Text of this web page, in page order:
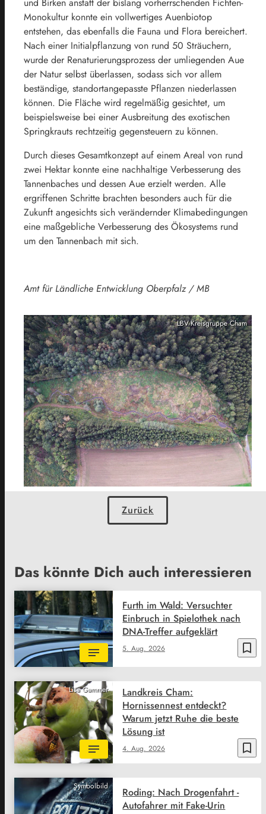
Monokultur konnte ein vollwertiges Auenbiotop
entstehen, das ebenfalls die Fauna und Flora bereichert.
Nach einer Initialpflanzung von rund 50 Sträuchern,
wurde der Renaturierungsprozess der umliegenden Aue
der Natur selbst überlassen, sodass sich vor allem
beständige, standortangepasste Pflanzen niederlassen
können. Die Fläche wird regelmäßig gesichtet, um
beispielsweise bei einer Ausbreitung des exotischen
Springkrauts rechtzeitig gegensteuern zu können.
Durch dieses Gesamtkonzept auf einem Areal von rund
zwei Hektar konnte eine nachhaltige Verbesserung des
Tannenbaches und dessen Aue erzielt werden. Alle
ergriffenen Schritte brachten besonders auch für die
Zukunft angesichts sich verändernder Klimabedingungen
eine maßgebliche Verbesserung des Ökosystems rund
um den Tannenbach mit sich.
Amt für Ländliche Entwicklung Oberpfalz / MB
LBV-Kreisgruppe Cham
Zurück
Das könnte Dich auch interessieren
bookmark_border
5. Aug. 2026
Furth im Wald: Versuchter
Einbruch in Spielothek nach
DNA-Treffer aufgeklärt
Lisa Gammer
bookmark_border
4. Aug. 2026
Landkreis Cham:
Hornissennest entdeckt?
Warum jetzt Ruhe die beste
Lösung ist
Symbolbild
Roding: Nach Drogenfahrt -
Autofahrer mit Fake-Urin